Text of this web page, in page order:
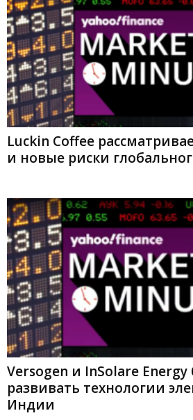
Luckin Coffee
и новые риски
Versogen и InSolare Energy
развивать технологии
Индии